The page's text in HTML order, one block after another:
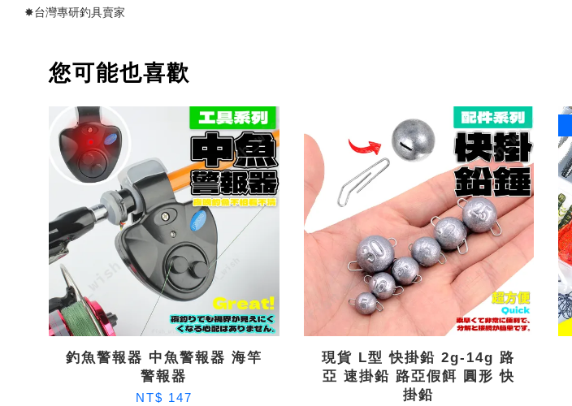
✸台灣專研釣具賣家
您可能也喜歡
釣魚警報器 中魚警報器 海竿
警報器
NT$ 147
現貨 L型 快掛鉛 2g-14g 路
亞 速掛鉛 路亞假餌 圓形 快
掛鉛